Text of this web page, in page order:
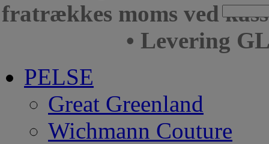
fratrækkes moms ved
• Levering
PELSE
Great Greenland
Wichmann Couture